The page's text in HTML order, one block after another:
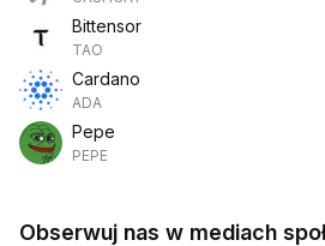
Bittensor
TAO
Cardano
ADA
Pepe
PEPE
Obserwuj nas w mediach